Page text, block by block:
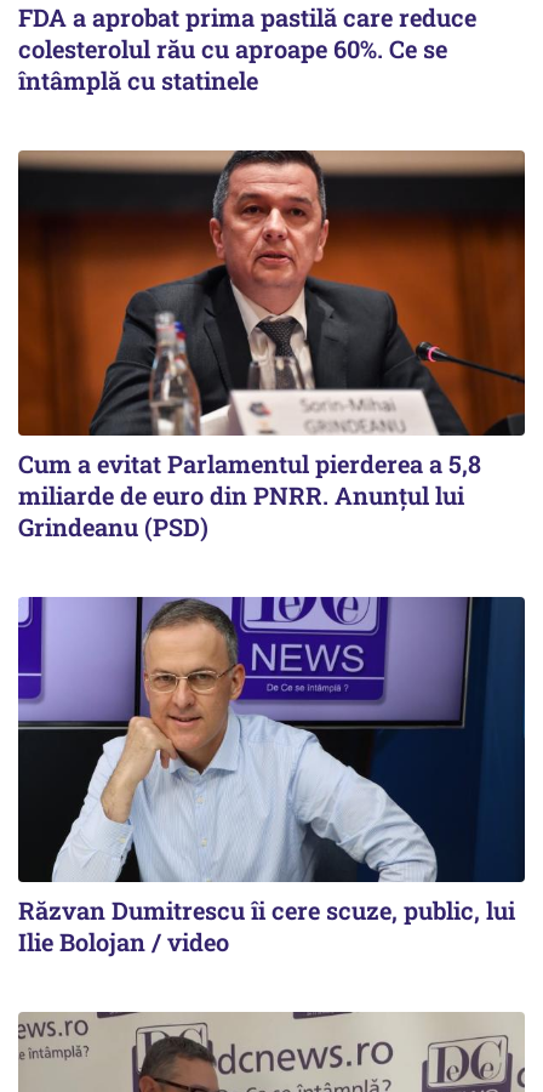
FDA a aprobat prima pastilă care reduce
colesterolul rău cu aproape 60%. Ce se
întâmplă cu statinele
Cum a evitat Parlamentul pierderea a 5,8
miliarde de euro din PNRR. Anunțul lui
Grindeanu (PSD)
Răzvan Dumitrescu îi cere scuze, public, lui
Ilie Bolojan / video